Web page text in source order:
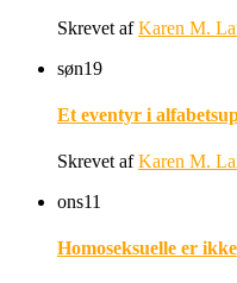
Skrevet afKaren M.
søn19
Et eventyr i
Skrevet afKaren M.
ons11
Homoseksuelle er